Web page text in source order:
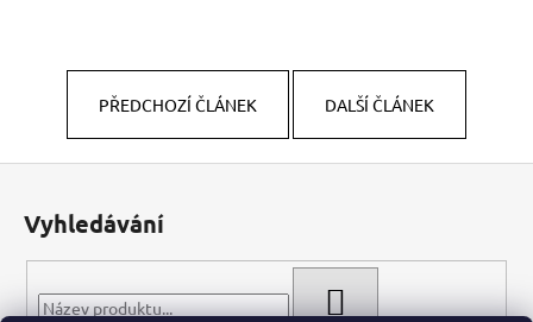
PŘEDCHOZÍ ČLÁNEK DALŠÍ ČLÁNEK
t
Vyhledávání